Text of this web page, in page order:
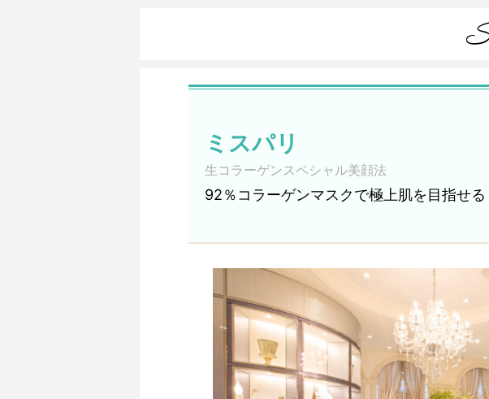
ミスパリ
生コラーゲンスペシャル美顔法
92％コラーゲンマスクで極上肌を目指せる